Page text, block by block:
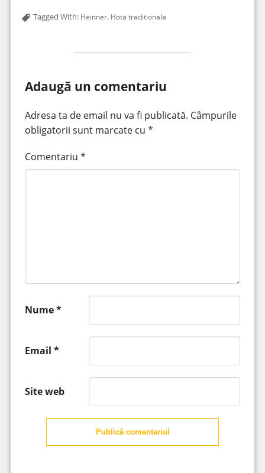
Tagged With: Heinner, Hota traditionala
Adaugă un comentariu
Adresa ta de email nu va fi publicată. Câmpurile
obligatorii sunt marcate cu *
Comentariu *
Nume*
Email *
Site web
Publică comentariul